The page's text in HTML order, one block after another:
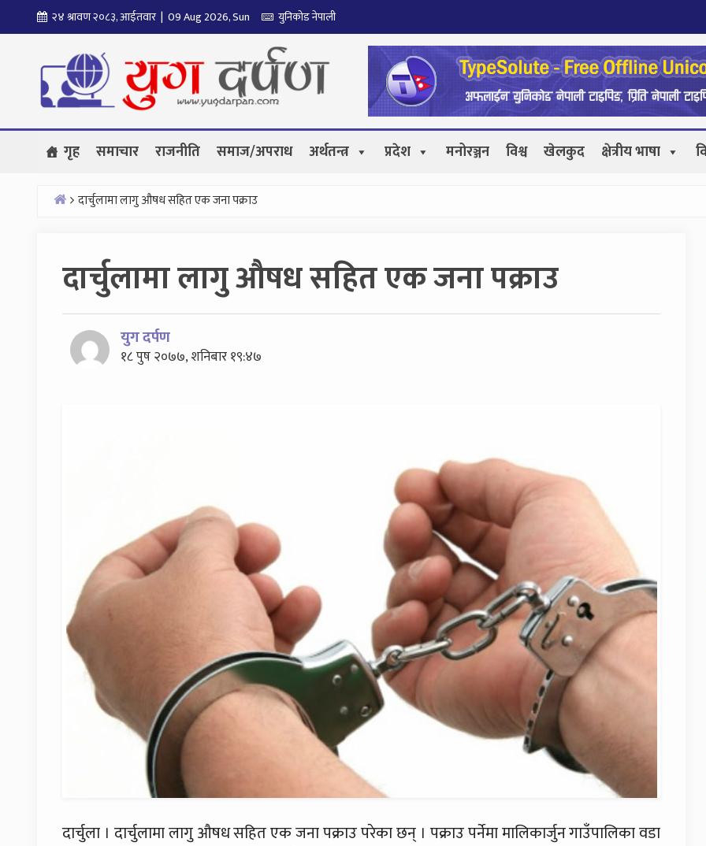
to
२४ श्रावण २०८३, आईतवार | 09 Aug 2026, Sun युनिकोड नेपाली
गृह समाचार राजनीति समाज/अपराध अर्थतन्त्र प्रदेश मनोरञ्जन विश्व खेलकुद क्षेत्रीय भाषा
दार्चुलामा लागु औषध सहित एक जना पक्राउ
दार्चुलामा लागु औषध सहित एक जना पक्राउ
युग दर्पण
१८ पुष २०७७, शनिबार १९:४७
दार्चुला । दार्चुलामा लागु औषध सहित एक जना पक्राउ परेका छन् । पक्राउ पर्नेमा मालिकार्जुन गाउँपालिका वडा